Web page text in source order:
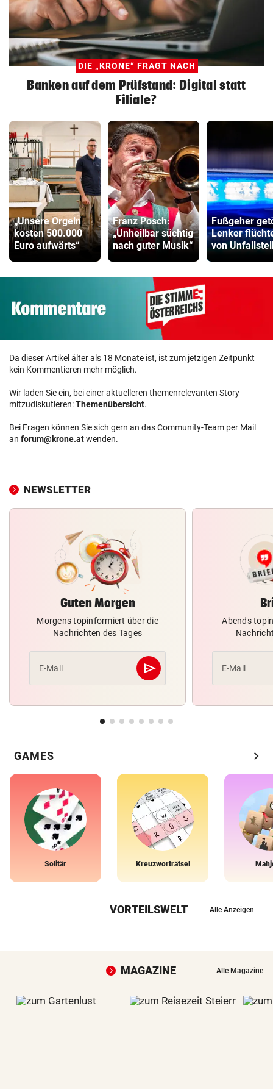
DIE „KRONE“ FRAGT NACH
Banken auf dem Prüfstand: Digital statt
Filiale?
„Unsere Orgeln
kosten 500.000
Euro aufwärts“
Franz Posch:
„Unheilbar süchtig
nach guter Musik“
Fußgeher
Lenker
von
Da dieser Artikel älter als 18 Monate ist, ist zum jetzigen Zeitpunkt
kein Kommentieren mehr möglich.
Wir laden Sie ein, bei einer aktuelleren themenrelevanten Story
mitzudiskutieren:Themenübersicht.
Bei Fragen können Sie sich gern an das Community-Team per Mail
an forum@krone.atwenden.
NEWSLETTER
Guten Morgen
Morgens topinformiert über die
Nachrichten des Tages
E-Mail send
Abschicken
Abends
E-Mail
GAMES chevron_right
Solitär Kreuzworträtsel
VORTEILSWELT Alle Anzeigen
MAGAZINE Alle Magazine